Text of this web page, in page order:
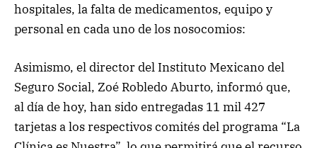
hospitales, la falta de medicamentos, equipo y
personal en cada uno de los nosocomios:
Asimismo, el director del Instituto Mexicano del
Seguro Social, Zoé Robledo Aburto, informó que,
al día de hoy, han sido entregadas 11 mil 427
tarjetas a los respectivos comités del programa “La